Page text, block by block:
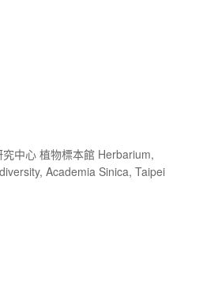
中心 植物標本館 Herbarium,
Academia Sinica, Taipei